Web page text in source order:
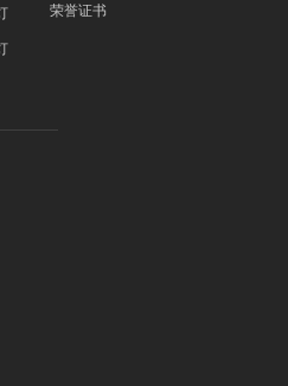
荣誉证书